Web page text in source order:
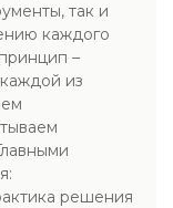
так и
каждого
–
из
решения